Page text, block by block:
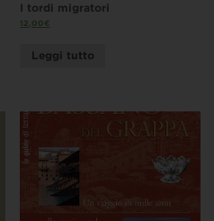
I tordi migratori
12,00€
Leggi tutto